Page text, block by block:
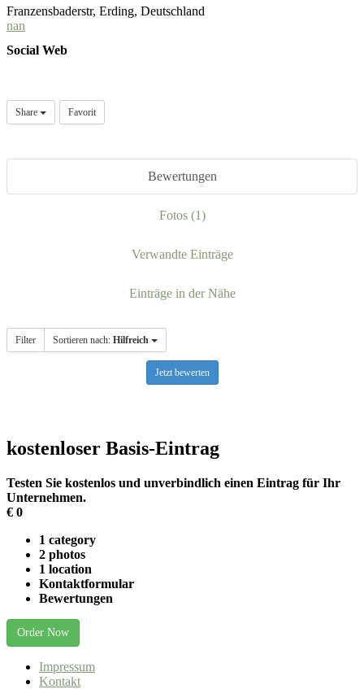
Franzensbaderstr, Erding, Deutschland
nan
Social Web
Share Favorit
Bewertungen
Fotos (1)
Verwandte Einträge
Einträge in der Nähe
Filter Sortieren nach: Hilfreich
Jetzt bewerten
kostenloser Basis-Eintrag
Testen Sie kostenlos und unverbindlich einen Eintrag für Ihr
Unternehmen.
€ 0
1 category
2 photos
1 location
Kontaktformular
Bewertungen
Order Now
Impressum
Kontakt